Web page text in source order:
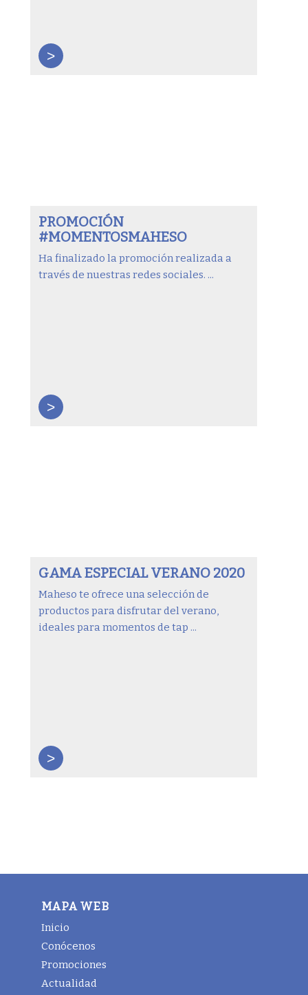
>
PROMOCIÓN
#MOMENTOSMAHESO
Ha finalizado la promoción realizada a
través de nuestras redes sociales. ...
>
GAMA ESPECIAL VERANO 2020
Maheso te ofrece una selección de
productos para disfrutar del verano,
ideales para momentos de tap ...
>
MAPA WEB
Inicio
Conócenos
Promociones
Actualidad